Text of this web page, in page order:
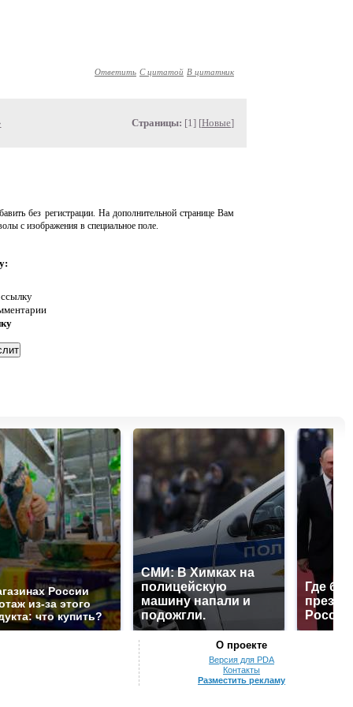
Ответить С цитатой В цитатник
Страницы: [1] [Новые]
без регистрации. На дополнительной странице Вам
с изображения в специальное поле.
России
из-за этого
что купить?
СМИ: В Химках на
полицейскую
машину напали и
подожгли.
Где
О проекте
Версия для PDA
Контакты
Разместить рекламу